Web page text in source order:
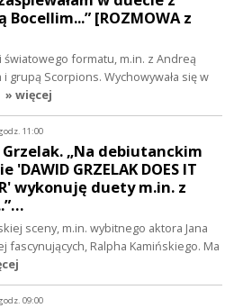
Bocellim...” [ROZMOWA z
światowego formatu, m.in. z Andreą
grupą Scorpions. Wychowywała się w
» więcej
11:00
„Na debiutanckim
'DAWID GRZELAK DOES IT
wykonuję duety m.in. z
sceny, m.in. wybitnego aktora Jana
fascynujących, Ralpha Kamińskiego. Ma
09:00